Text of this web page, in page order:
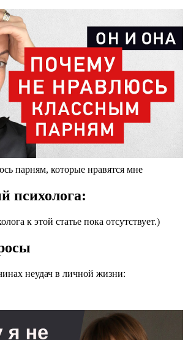
парням, которые нравятся мне
психолога:
к этой статье пока отсутствует.)
неудач в личной жизни: